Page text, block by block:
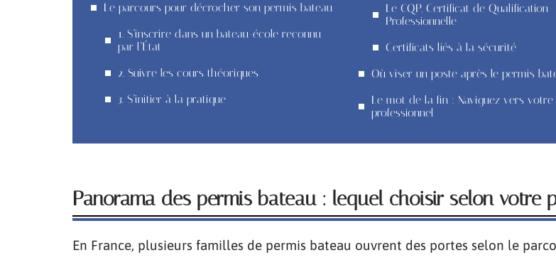
Le parcours pour décrocher son permis bateau
1. S’inscrire dans un bateau-école reconnu
par l’État
2. Suivre les cours théoriques
3. S’initier à la pratique
Le CQP, Certificat de Qualification
Professionnelle
Certificats liés à la sécurité
Où viser un poste après le permis
Le mot de la fin : Naviguez vers votre
professionnel
Panorama des permis bateau : lequel choisir selon votre
En France, plusieurs familles de permis bateau ouvrent des portes selon le